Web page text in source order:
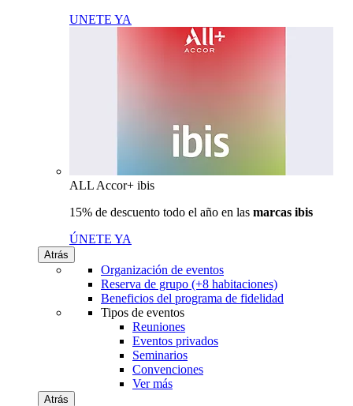
UNETE YA
ALL Accor+ ibis
15% de descuento todo el año en las marcas ibis
ÚNETE YA
Atrás
Organización de eventos
Reserva de grupo (+8 habitaciones)
Beneficios del programa de fidelidad
Tipos de eventos
Reuniones
Eventos privados
Seminarios
Convenciones
Ver más
Atrás